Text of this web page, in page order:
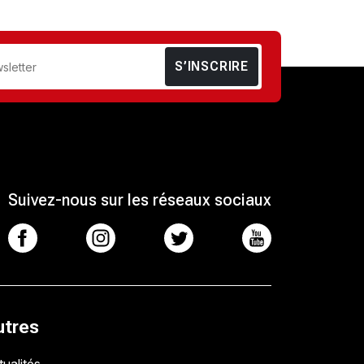
S’INSCRIRE
Suivez-nous sur les réseaux sociaux